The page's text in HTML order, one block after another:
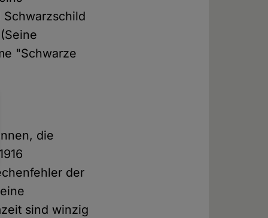
"Schwarze
die
der
sind winzig